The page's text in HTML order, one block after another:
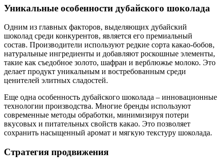
Уникальные особенности дубайского шоколада
Одним из главных факторов, выделяющих дубайский
шоколад среди конкурентов, является его премиальный
состав. Производители используют редкие сорта какао-бобов,
натуральные ингредиенты и добавляют роскошные элементы,
такие как съедобное золото, шафран и верблюжье молоко. Это
делает продукт уникальным и востребованным среди
ценителей элитных сладостей.
Еще одна особенность дубайского шоколада – инновационные
технологии производства. Многие бренды используют
современные методы обработки, минимизируя потери
вкусовых и питательных свойств какао. Это позволяет
сохранить насыщенный аромат и мягкую текстуру шоколада.
Стратегия продвижения